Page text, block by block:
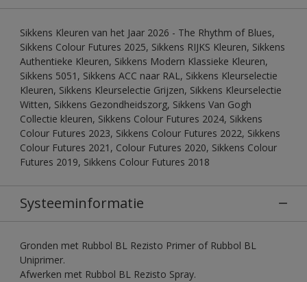
Sikkens Kleuren van het Jaar 2026 - The Rhythm of Blues,
Sikkens Colour Futures 2025, Sikkens RIJKS Kleuren, Sikkens
Authentieke Kleuren, Sikkens Modern Klassieke Kleuren,
Sikkens 5051, Sikkens ACC naar RAL, Sikkens Kleurselectie
Kleuren, Sikkens Kleurselectie Grijzen, Sikkens Kleurselectie
Witten, Sikkens Gezondheidszorg, Sikkens Van Gogh
Collectie kleuren, Sikkens Colour Futures 2024, Sikkens
Colour Futures 2023, Sikkens Colour Futures 2022, Sikkens
Colour Futures 2021, Colour Futures 2020, Sikkens Colour
Futures 2019, Sikkens Colour Futures 2018
Systeeminformatie
Gronden met Rubbol BL Rezisto Primer of Rubbol BL
Uniprimer.
Afwerken met Rubbol BL Rezisto Spray.